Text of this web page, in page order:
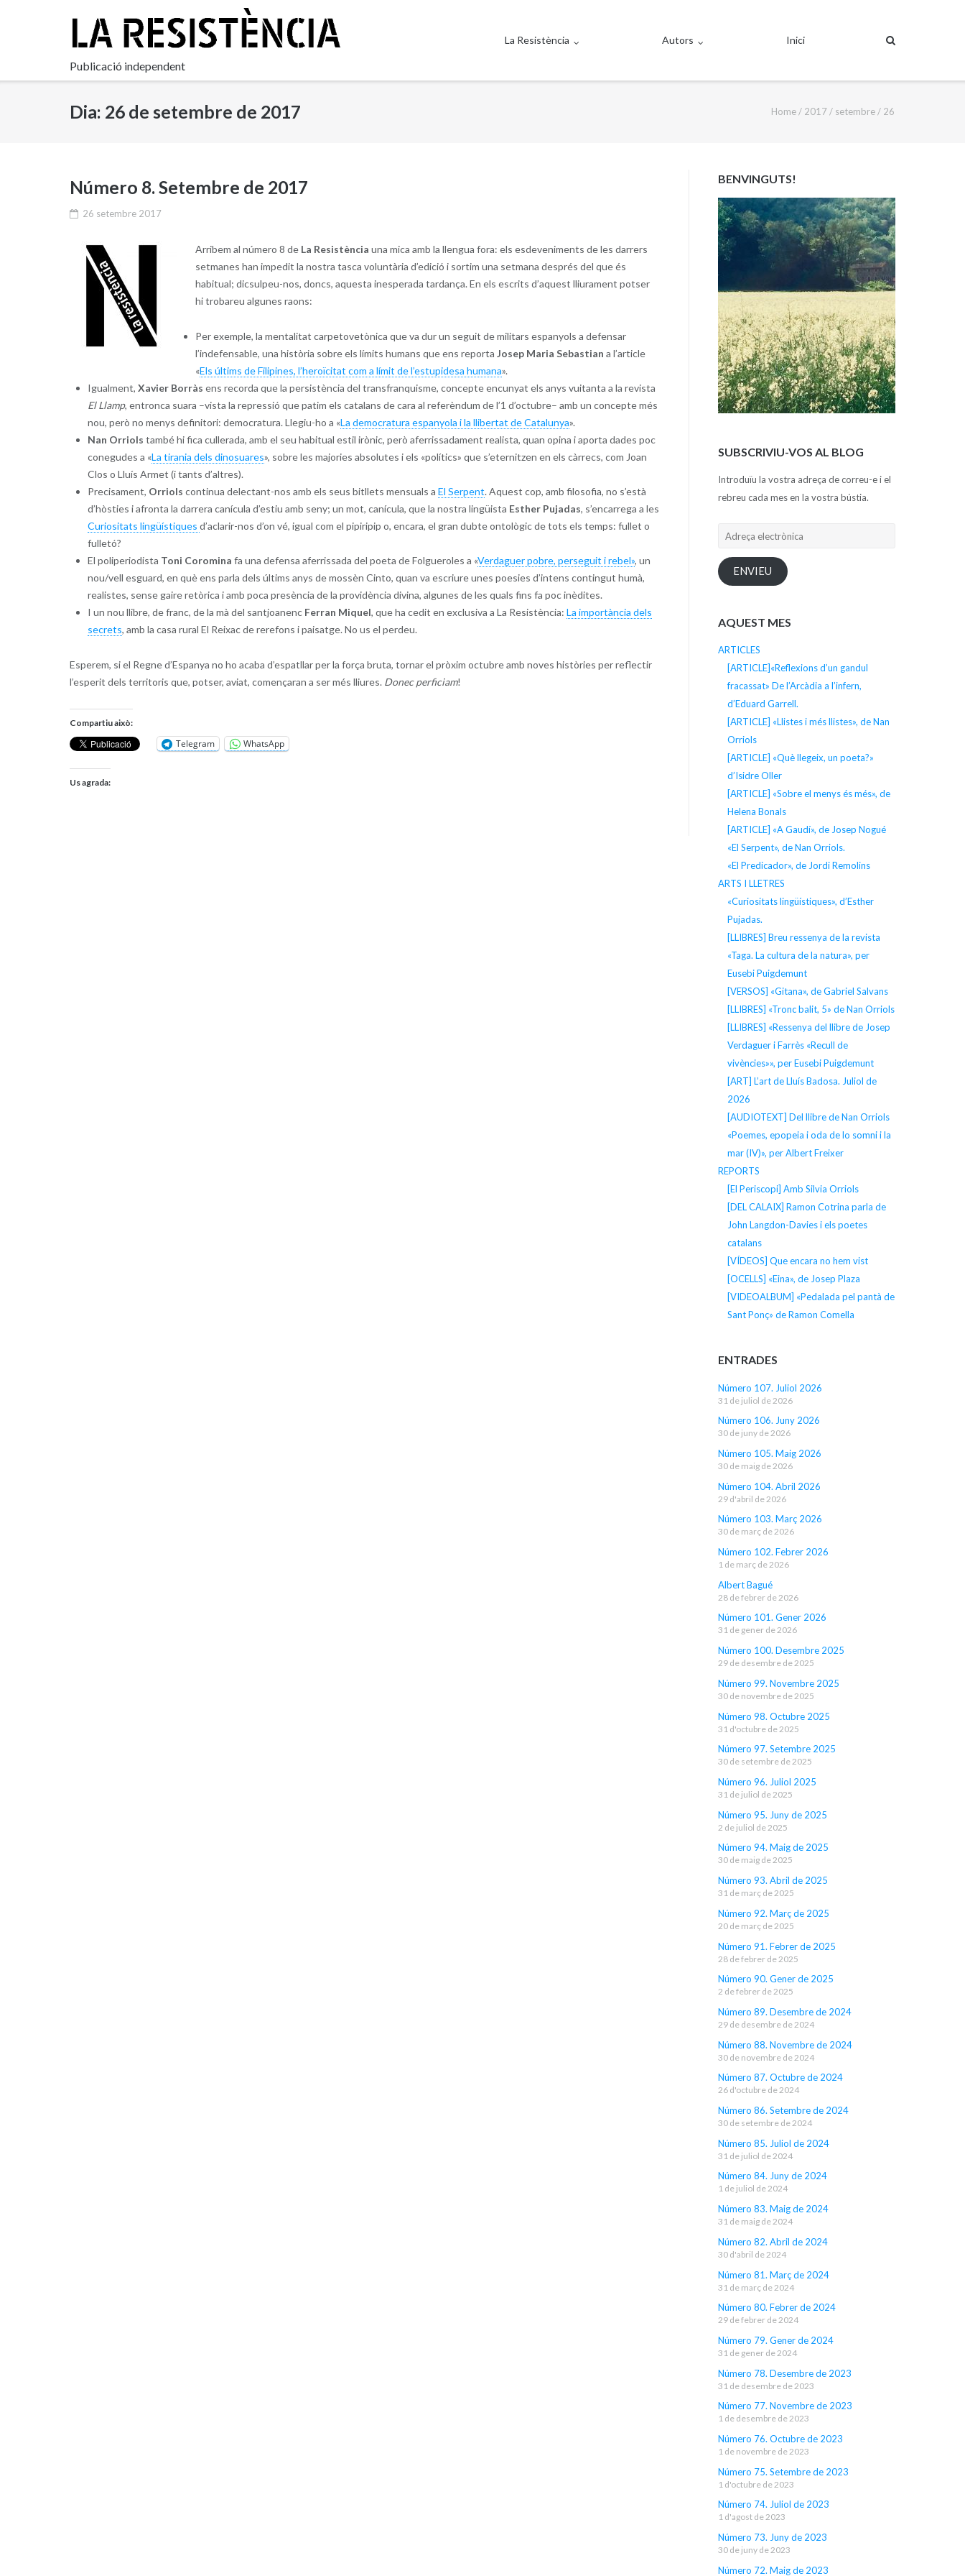
Publicació independent
La Resistència Autors Inici
Dia: 26 de setembre de 2017 Home/ 2017 / setembre/ 26
Número 8. Setembre de 2017
26 setembre 2017
Arribem al número 8 de La Resistència una mica amb la llengua fora: els esdeveniments de les darrers
setmanes han impedit la nostra tasca voluntària d’edició i sortim una setmana després del que és
habitual; dicsulpeu-nos, doncs, aquesta inesperada tardança. En els escrits d’aquest lliurament potser
hi trobareu algunes raons:
Per exemple, la mentalitat carpetovetònica que va dur un seguit de militars espanyols a defensar
l’indefensable, una història sobre els límits humans que ens reporta Josep Maria Sebastian a l’article
«Els últims de Filipines, l’heroïcitat com a límit de l’estupidesa humana».
Igualment, Xavier Borràs ens recorda que la persistència del transfranquisme, concepte encunyat els anys vuitanta a la revista
El Llamp, entronca suara –vista la repressió que patim els catalans de cara al referèndum de l’1 d’octubre– amb un concepte més
nou, però no menys definitori: democratura. Llegiu-ho a «La democratura espanyola i la llibertat de Catalunya».
Nan Orriols també hi fica cullerada, amb el seu habitual estil irònic, però aferrissadament realista, quan opina i aporta dades poc
conegudes a «La tirania dels dinosuares», sobre les majories absolutes i els «polítics» que s’eternitzen en els càrrecs, com Joan
Clos o Lluís Armet (i tants d’altres).
Precisament, Orriols continua delectant-nos amb els seus bitllets mensuals a El Serpent. Aquest cop, amb filosofia, no s’està
d’hòsties i afronta la darrera canícula d’estiu amb seny; un mot, canícula, que la nostra lingüista Esther Pujadas, s’encarrega a les
Curiositats lingüístiques d’aclarir-nos d’on vé, igual com el pipiripip o, encara, el gran dubte ontològic de tots els temps: fullet o
fulletó?
El poliperiodista Toni Coromina fa una defensa aferrissada del poeta de Folgueroles a «Verdaguer pobre, perseguit i rebel», un
nou/vell esguard, en què ens parla dels últims anys de mossèn Cinto, quan va escriure unes poesies d’intens contingut humà,
realistes, sense gaire retòrica i amb poca presència de la providència divina, algunes de les quals fins fa poc inèdites.
I un nou llibre, de franc, de la mà del santjoanenc Ferran Miquel, que ha cedit en exclusiva a La Resistència: La importància dels
secrets, amb la casa rural El Reixac de rerefons i paisatge. No us el perdeu.
Esperem, si el Regne d’Espanya no ho acaba d’espatllar per la força bruta, tornar el pròxim octubre amb noves històries per reflectir
l’esperit dels territoris que, potser, aviat, començaran a ser més lliures. Donec perficiam!
Compartiu això:
Telegram WhatsApp
Us agrada:
BENVINGUTS!
SUBSCRIVIU-VOS AL BLOG
Introduïu la vostra adreça de correu-e i el
rebreu cada mes en la vostra bústia.
Adreça
ENVIEU
AQUEST MES
ARTICLES
[ARTICLE]«Reflexions d’un gandul
fracassat» De l’Arcàdia a l’infern,
d’Eduard Garrell.
[ARTICLE] «Llistes i més llistes», de Nan
Orriols
[ARTICLE] «Què llegeix, un poeta?»
d’Isidre Oller
[ARTICLE] «Sobre el menys és més», de
Helena Bonals
[ARTICLE] «A Gaudí», de Josep Nogué
«El Serpent», de Nan Orriols.
«El Predicador», de Jordi Remolins
ARTS I LLETRES
«Curiositats lingüístiques», d’Esther
Pujadas.
[LLIBRES] Breu ressenya de la revista
«Taga. La cultura de la natura», per
Eusebi Puigdemunt
[VERSOS] «Gitana», de Gabriel Salvans
[LLIBRES] «Tronc balit, 5» de Nan Orriols
[LLIBRES] «Ressenya del llibre de Josep
Verdaguer i Farrès «Recull de
vivències»», per Eusebi Puigdemunt
[ART] L’art de Lluís Badosa. Juliol de
2026
[AUDIOTEXT] Del llibre de Nan Orriols
«Poemes, epopeia i oda de lo somni i la
mar (IV)», per Albert Freixer
REPORTS
[El Periscopi] Amb Silvia Orriols
[DEL CALAIX] Ramon Cotrina parla de
John Langdon-Davies i els poetes
catalans
[VÍDEOS] Que encara no hem vist
[OCELLS] «Eina», de Josep Plaza
[VIDEOALBUM] «Pedalada pel pantà de
Sant Ponç» de Ramon Comella
ENTRADES
Número 107. Juliol 2026
31 de juliol de 2026
Número 106. Juny 2026
30 de juny de 2026
Número 105. Maig 2026
30 de maig de 2026
Número 104. Abril 2026
29 d'abril de 2026
Número 103. Març 2026
30 de març de 2026
Número 102. Febrer 2026
1 de març de 2026
Albert Bagué
28 de febrer de 2026
Número 101. Gener 2026
31 de gener de 2026
Número 100. Desembre 2025
29 de desembre de 2025
Número 99. Novembre 2025
30 de novembre de 2025
Número 98. Octubre 2025
31 d'octubre de 2025
Número 97. Setembre 2025
30 de setembre de 2025
Número 96. Juliol 2025
31 de juliol de 2025
Número 95. Juny de 2025
2 de juliol de 2025
Número 94. Maig de 2025
30 de maig de 2025
Número 93. Abril de 2025
31 de març de 2025
Número 92. Març de 2025
20 de març de 2025
Número 91. Febrer de 2025
28 de febrer de 2025
Número 90. Gener de 2025
2 de febrer de 2025
Número 89. Desembre de 2024
29 de desembre de 2024
Número 88. Novembre de 2024
30 de novembre de 2024
Número 87. Octubre de 2024
26 d'octubre de 2024
Número 86. Setembre de 2024
30 de setembre de 2024
Número 85. Juliol de 2024
31 de juliol de 2024
Número 84. Juny de 2024
1 de juliol de 2024
Número 83. Maig de 2024
31 de maig de 2024
Número 82. Abril de 2024
30 d'abril de 2024
Número 81. Març de 2024
31 de març de 2024
Número 80. Febrer de 2024
29 de febrer de 2024
Número 79. Gener de 2024
31 de gener de 2024
Número 78. Desembre de 2023
31 de desembre de 2023
Número 77. Novembre de 2023
1 de desembre de 2023
Número 76. Octubre de 2023
1 de novembre de 2023
Número 75. Setembre de 2023
1 d'octubre de 2023
Número 74. Juliol de 2023
1 d'agost de 2023
Número 73. Juny de 2023
30 de juny de 2023
Número 72. Maig de 2023